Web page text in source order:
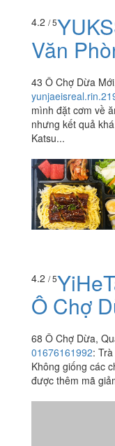
4.2 / 5
Văn
43 Ô Chợ Dừa
mình đặt cơm về
nhưng kết quả
Katsu...
4.2 / 5
Ô Chợ
68 Ô Chợ Dừa,
01676161992:
Không giống các
được thêm mã